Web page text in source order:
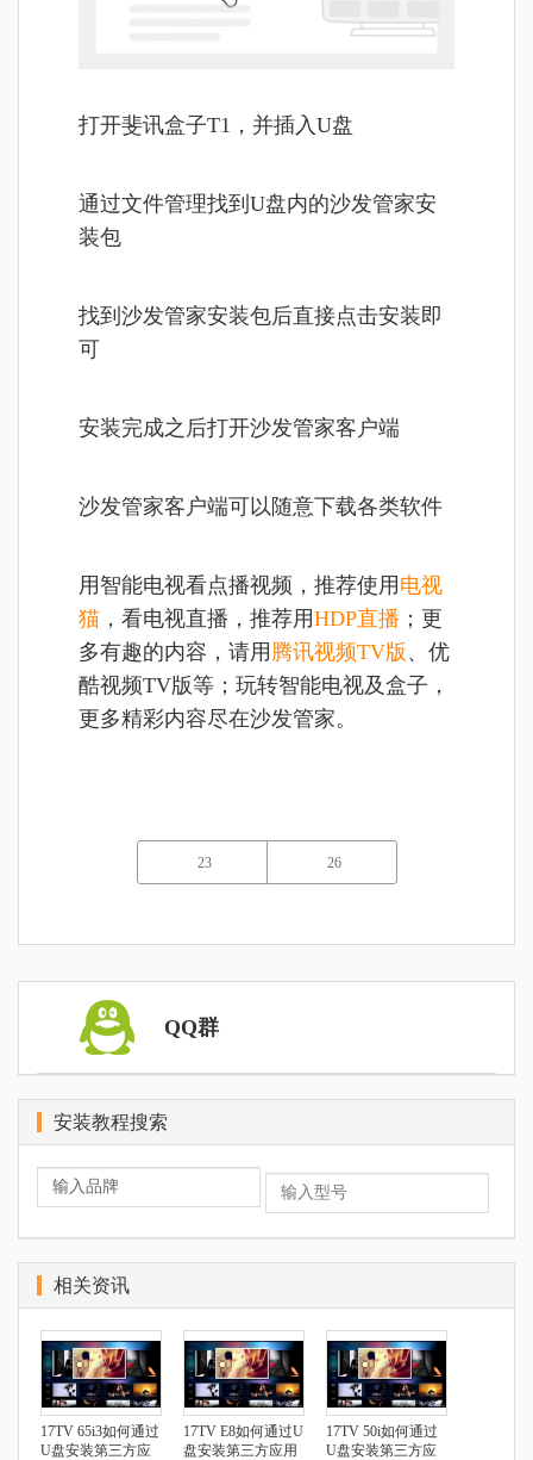
打开斐讯盒子T1，并插入U盘
通过文件管理找到U盘内的沙发管家安
装包
找到沙发管家安装包后直接点击安装即
可
安装完成之后打开沙发管家客户端
沙发管家客户端可以随意下载各类软件
用智能电视看点播视频，推荐使用 电视
猫 ，看电视直播，推荐用HDP直播 ；更
多有趣的内容，请用 腾讯视频TV版 、优
酷视频TV版等；玩转智能电视及盒子，
更多精彩内容尽在沙发管家。
23 26
QQ群
安装教程搜索
相关资讯
17TV 65i3如何通过
U盘安装第三方应
17TV E8如何通过U
盘安装第三方应用
17TV 50i如何通过
U盘安装第三方应